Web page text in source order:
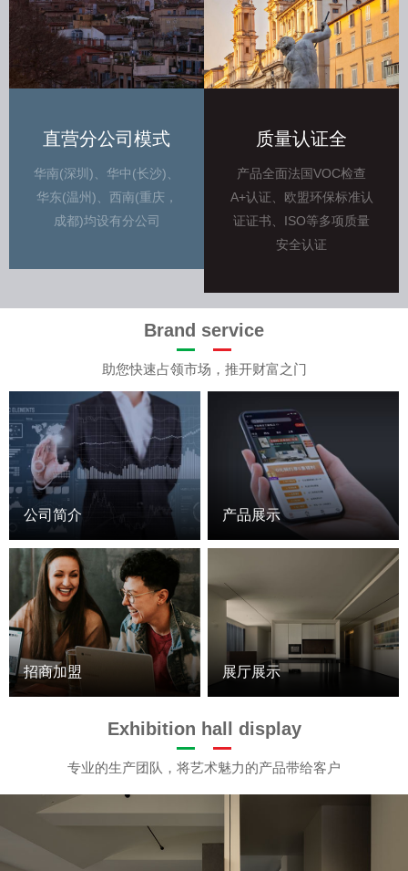
直营分公司模式
华南(深圳)、华中(长沙)、
华东(温州)、西南(重庆，
成都)均设有分公司
质量认证全
产品全面法国VOC检查
A+认证、欧盟环保标准认
证证书、ISO等多项质量
安全认证
Brand service
助您快速占领市场，推开财富之门
公司简介 产品展示
招商加盟 展厅展示
Exhibition hall display
专业的生产团队，将艺术魅力的产品带给客户